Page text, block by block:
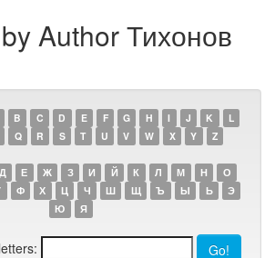
Author Тихонов
B C D E F G H I J K
L
Q R S T U V W X Y Z
Д Е Ж З И Й К Л М Н
О
Ф Х Ц Ч Ш Щ Ъ Ы Ь
Э
Ю
Я